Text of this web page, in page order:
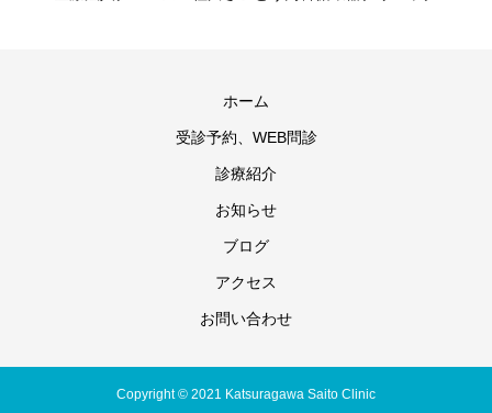
ホーム
受診予約、WEB問診
診療紹介
お知らせ
ブログ
アクセス
お問い合わせ
Copyright © 2021 Katsuragawa Saito Clinic